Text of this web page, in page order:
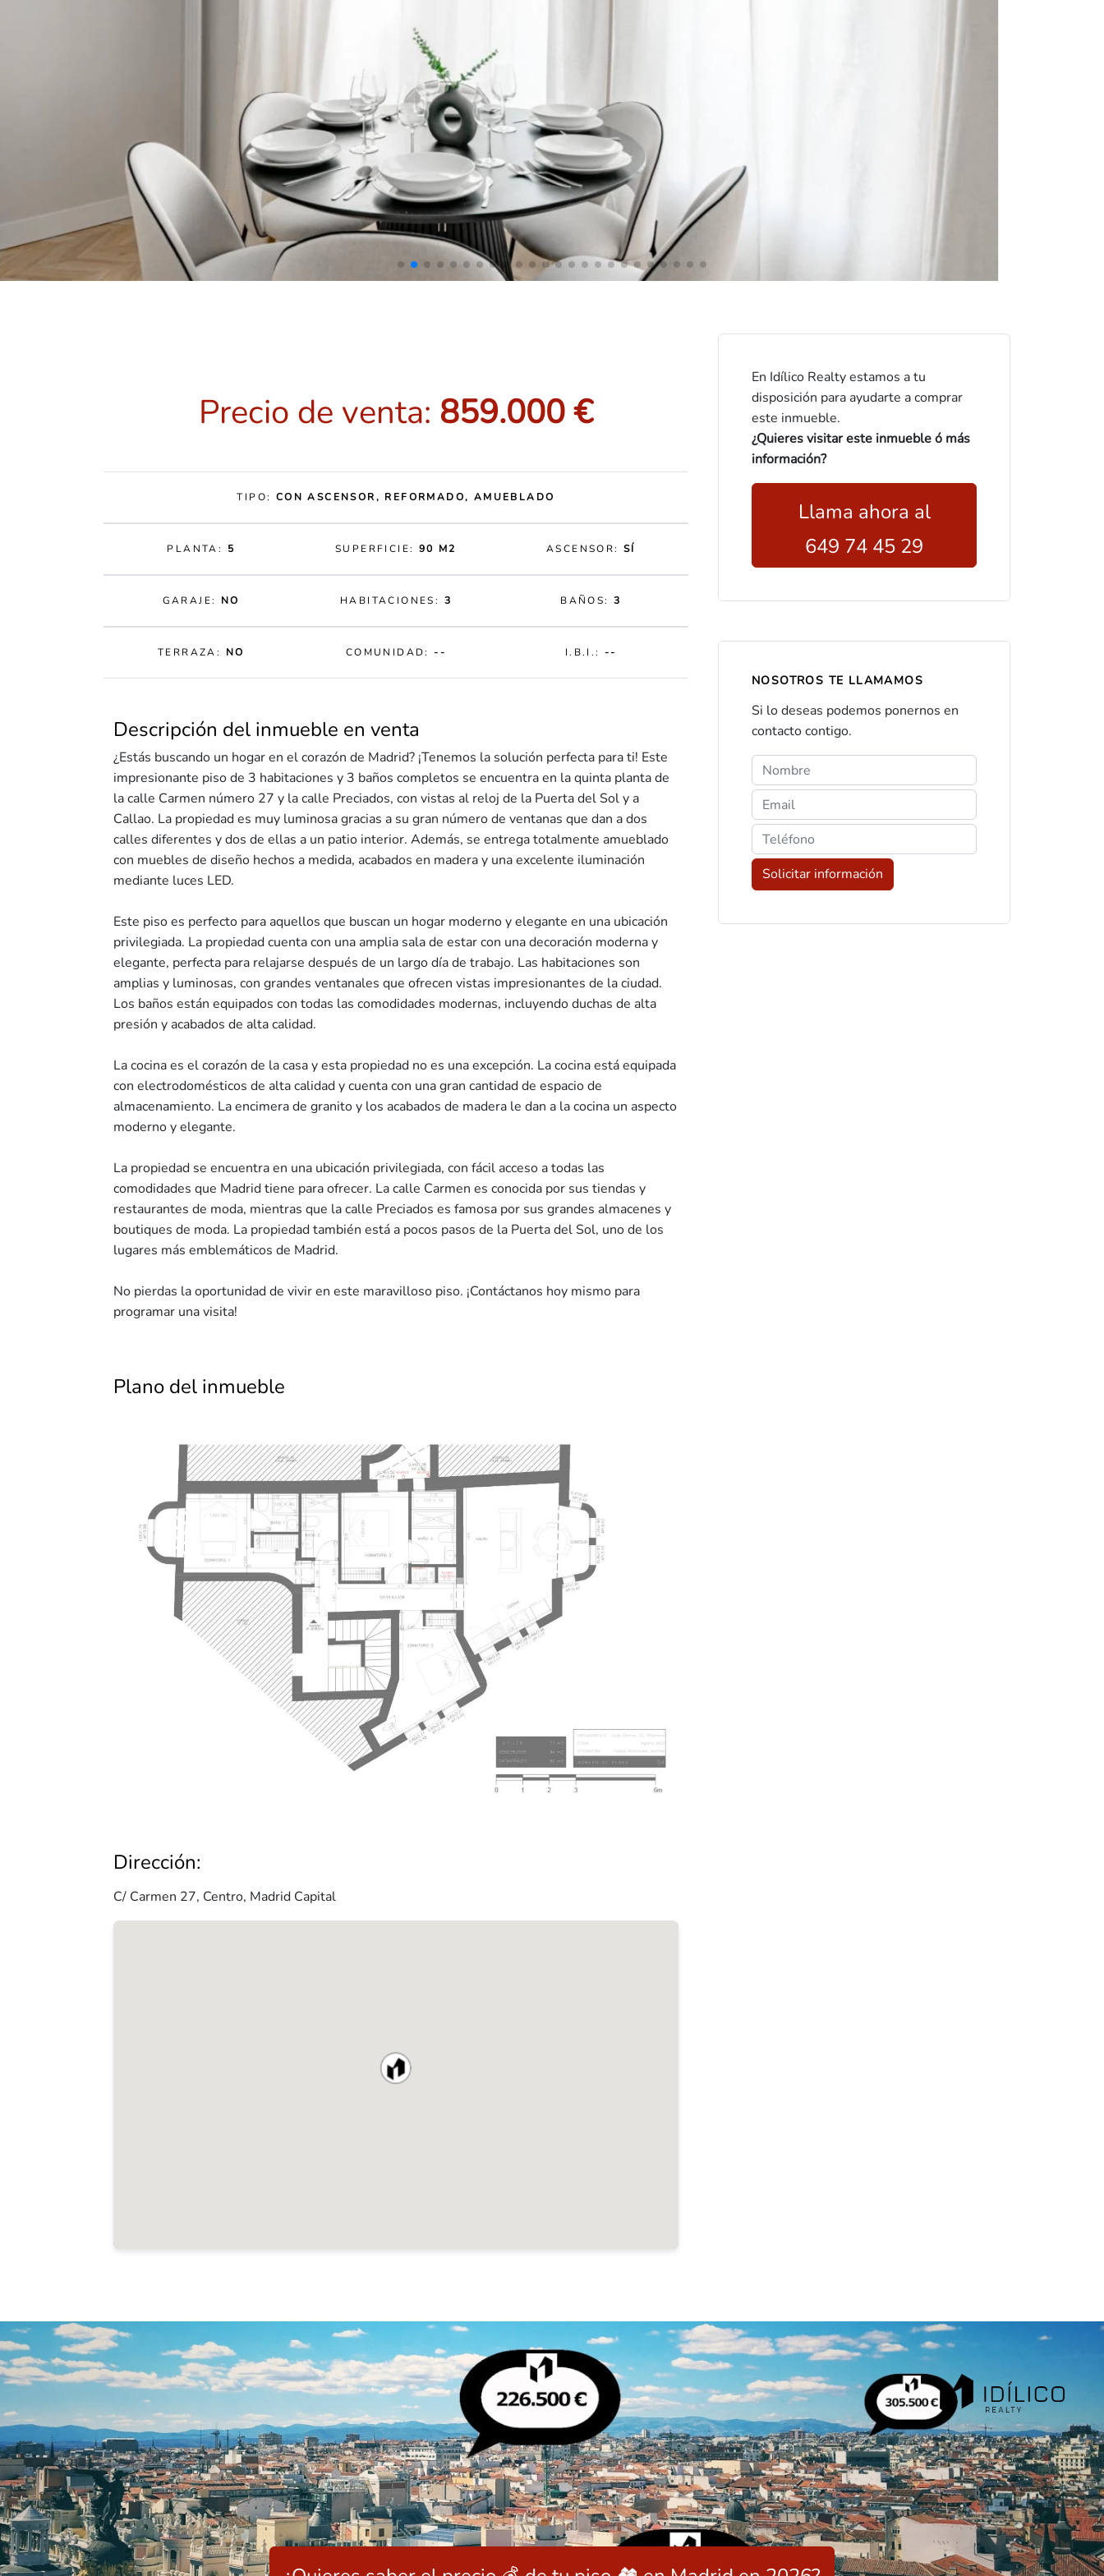
Precio de venta: 859.000 €
TIPO: CON ASCENSOR, REFORMADO, AMUEBLADO
PLANTA: 5 SUPERFICIE: 90 M2 ASCENSOR: SÍ
GARAJE: NO HABITACIONES: 3 BAÑOS:3
TERRAZA: NO COMUNIDAD:-- I.B.I.:--
Descripción del inmueble en venta
¿Estás buscando un hogar en el corazón de Madrid? ¡Tenemos la solución perfecta para ti! Este
impresionante piso de 3 habitaciones y 3 baños completos se encuentra en la quinta planta de
la calle Carmen número 27 y la calle Preciados, con vistas al reloj de la Puerta del Sol y a
Callao. La propiedad es muy luminosa gracias a su gran número de ventanas que dan a dos
calles diferentes y dos de ellas a un patio interior. Además, se entrega totalmente amueblado
con muebles de diseño hechos a medida, acabados en madera y una excelente iluminación
mediante luces LED.
Este piso es perfecto para aquellos que buscan un hogar moderno y elegante en una ubicación
privilegiada. La propiedad cuenta con una amplia sala de estar con una decoración moderna y
elegante, perfecta para relajarse después de un largo día de trabajo. Las habitaciones son
amplias y luminosas, con grandes ventanales que ofrecen vistas impresionantes de la ciudad.
Los baños están equipados con todas las comodidades modernas, incluyendo duchas de alta
presión y acabados de alta calidad.
La cocina es el corazón de la casa y esta propiedad no es una excepción. La cocina está equipada
con electrodomésticos de alta calidad y cuenta con una gran cantidad de espacio de
almacenamiento. La encimera de granito y los acabados de madera le dan a la cocina un aspecto
moderno y elegante.
La propiedad se encuentra en una ubicación privilegiada, con fácil acceso a todas las
comodidades que Madrid tiene para ofrecer. La calle Carmen es conocida por sus tiendas y
restaurantes de moda, mientras que la calle Preciados es famosa por sus grandes almacenes y
boutiques de moda. La propiedad también está a pocos pasos de la Puerta del Sol, uno de los
lugares más emblemáticos de Madrid.
No pierdas la oportunidad de vivir en este maravilloso piso. ¡Contáctanos hoy mismo para
programar una visita!
Plano del inmueble
Dirección:
C/ Carmen 27, Centro, Madrid Capital
En Idílico Realty estamos a tu
disposición para ayudarte a comprar
este inmueble.
¿Quieres visitar este inmueble ó más
información?
Llama ahora al
649 74 45 29
NOSOTROS TE LLAMAMOS
Si lo deseas podemos ponernos en
contacto contigo.